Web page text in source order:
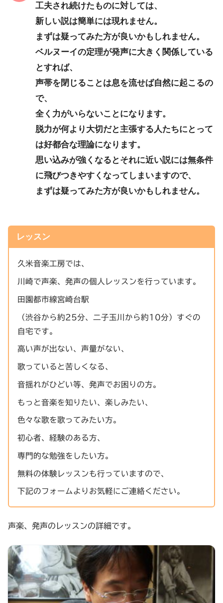
工夫され続けたものに対しては、
新しい説は簡単には現れません。
まずは疑ってみた方が良いかもしれません。
ベルヌーイの定理が発声に大きく関係している
とすれば、
声帯を閉じることは息を流せば自然に起こるの
で、
全く力がいらないことになります。
脱力が何より大切だと主張する人たちにとって
は好都合な理論になります。
思い込みが強くなるとそれに近い説には無条件
に飛びつきやすくなってしまいますので、
まずは疑ってみた方が良いかもしれません。
レッスン
久米音楽工房では、
川崎で声楽、発声の個人レッスンを行っています。
田園都市線宮崎台駅
（渋谷から約25分、二子玉川から約10分）すぐの
自宅です。
高い声が出ない、声量がない、
歌っていると苦しくなる、
音揺れがひどい等、発声でお困りの方。
もっと音楽を知りたい、楽しみたい、
色々な歌を歌ってみたい方。
初心者、経験のある方、
専門的な勉強をしたい方。
無料の体験レッスンも行っていますので、
下記のフォームよりお気軽にご連絡ください。
声楽、発声のレッスンの詳細です。